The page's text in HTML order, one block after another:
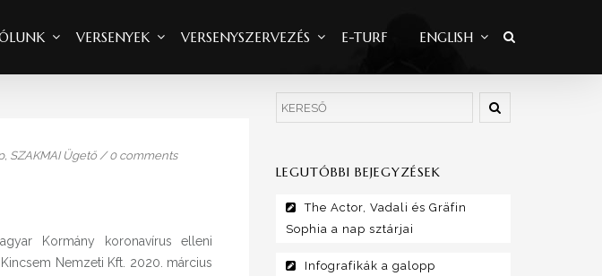
VERSENYEK VERSENYSZERVEZÉS E-TURF ENGLISH
, SZAKMAI Ügető /0 comments
Kormány koronavírus elleni
Nemzeti Kft. 2020. március
LEGUTÓBBI BEJEGYZÉSEK
The Actor, Vadali és Gräfin
Sophia a nap sztárjai
Infografikák a galopp